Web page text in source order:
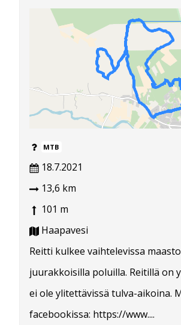
MTB
18.7.2021
13,6 km
101 m
Haapavesi
Reitti kulkee vaihtelevissa
juurakkoisilla poluilla. Reitillä on
ei ole ylitettävissä tulva-aikoina.
facebookissa: https://www....